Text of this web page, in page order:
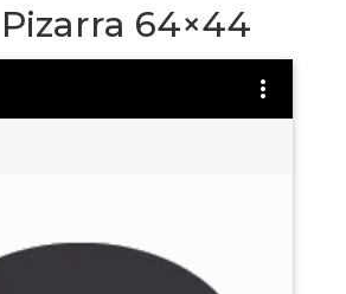
64×44